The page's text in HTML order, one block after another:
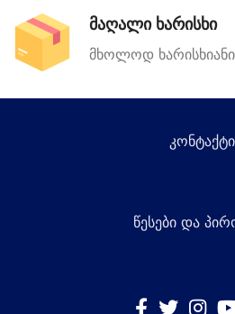
მაღალი ხარისხი
მხოლოდ
კონტაქტი
წესები და